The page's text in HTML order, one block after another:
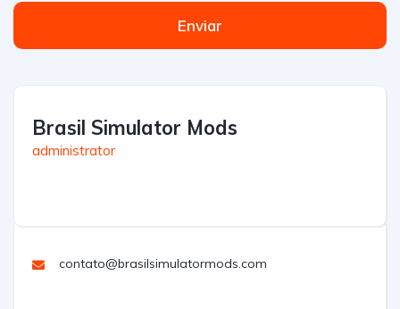
Enviar
Brasil Simulator Mods
administrator
contato@brasilsimulatormods.com